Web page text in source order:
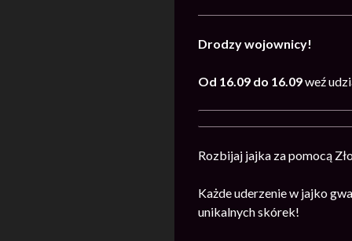
Drodzy wojownicy!
Od 16.09 do 16.09weź
Rozbijaj jajka za pomocą
Każde uderzenie w jajko
unikalnych skórek!